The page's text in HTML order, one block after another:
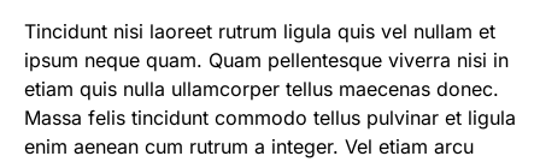
Tincidunt nisi laoreet rutrum ligula quis vel nullam et
ipsum neque quam. Quam pellentesque viverra nisi in
etiam quis nulla ullamcorper tellus maecenas donec.
Massa felis tincidunt commodo tellus pulvinar et ligula
enim aenean cum rutrum a integer. Vel etiam arcu